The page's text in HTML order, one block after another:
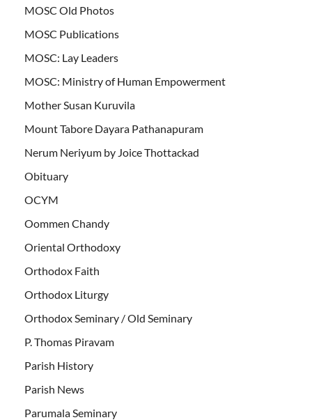
MOSC Old Photos
MOSC Publications
MOSC: Lay Leaders
MOSC: Ministry of Human Empowerment
Mother Susan Kuruvila
Mount Tabore Dayara Pathanapuram
Nerum Neriyum by Joice Thottackad
Obituary
OCYM
Oommen Chandy
Oriental Orthodoxy
Orthodox Faith
Orthodox Liturgy
Orthodox Seminary / Old Seminary
P. Thomas Piravam
Parish History
Parish News
Parumala Seminary